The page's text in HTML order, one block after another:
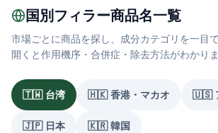
国別フィラー商品名一覧
市場ごとに商品を探し、成分カテゴリを一目
開くと作用機序・合併症・除去方法がわかりま
🇹🇼 台湾 🇭🇰 香港・マカオ 🇺🇸
🇯🇵 日本 🇰🇷 韓国